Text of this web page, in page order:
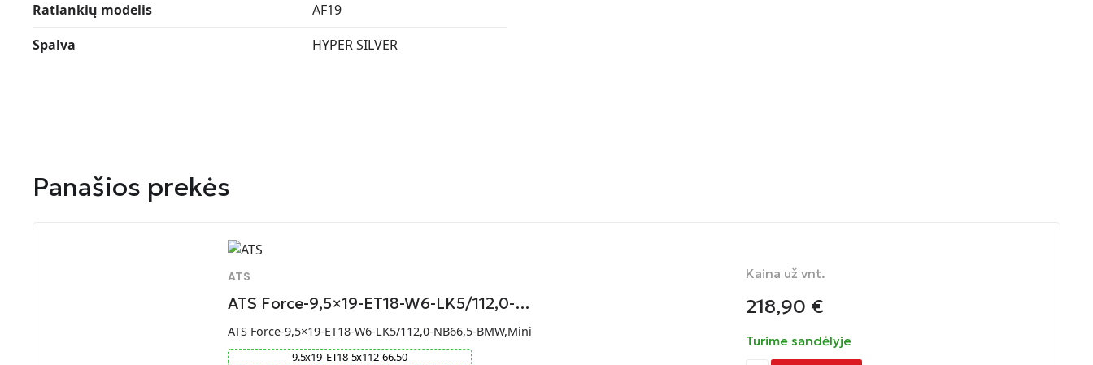
Ratlankių modelis
AF19
Spalva
HYPER SILVER
Panašios prekės
ATS
ATS Force-9,5×19-ET18-W6-LK5/112,0-…
ATS Force-9,5×19-ET18-W6-LK5/112,0-NB66,5-BMW,Mini
9.5x19 ET18 5x112 66.50
Kaina už vnt.
218,90 €
Turime sandėlyje